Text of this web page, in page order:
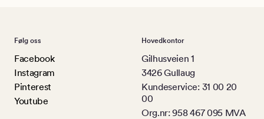
Følg oss
Facebook
Instagram
Pinterest
Youtube
Hovedkontor
Gilhusveien 1
3426 Gullaug
Kundeservice: 31 00 20
00
Org.nr: 958 467 095 MVA